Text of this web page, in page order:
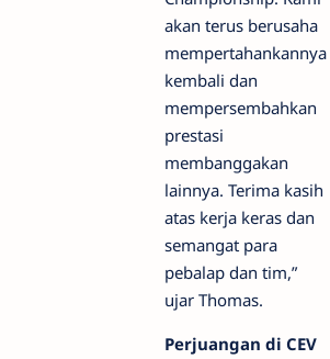
akan terus berusaha
mempertahankannya
kembali dan
mempersembahkan
prestasi
membanggakan
lainnya. Terima kasih
atas kerja keras dan
semangat para
pebalap dan tim,”
ujar Thomas.
Perjuangan di CEV